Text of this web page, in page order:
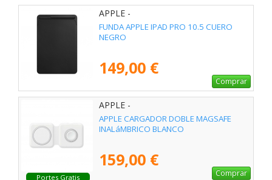
APPLE -
FUNDA APPLE IPAD PRO 10.5 CUERO
NEGRO
149,00 €
Comprar
Portes Gratis
APPLE -
APPLE CARGADOR DOBLE MAGSAFE
INALáMBRICO BLANCO
159,00 €
Comprar